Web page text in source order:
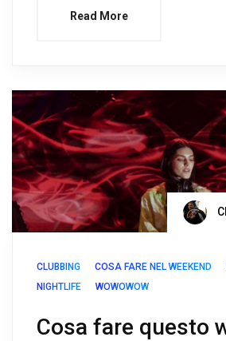
Read More
CLUBBING COSA FARE NEL WEEKEND
NIGHTLIFE
WOWOWOW
Cosa fare questo